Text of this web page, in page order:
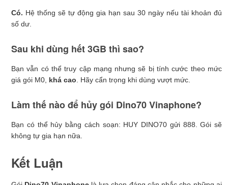
Có. Hệ thống sẽ tự động gia hạn sau 30 ngày nếu tài khoản đủ
số dư.
Sau khi dùng hết 3GB thì sao?
Bạn vẫn có thể truy cập mạng nhưng sẽ bị tính cước theo mức
giá gói M0, khá cao . Hãy cẩn trọng khi dùng vượt mức.
Làm thế nào để hủy gói Dino70 Vinaphone?
Bạn có thể hủy bằng cách soạn: HUY DINO70 gửi 888. Gói sẽ
không tự gia hạn nữa.
Kết Luận